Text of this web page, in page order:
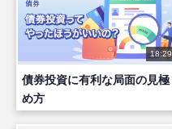
18:29
債券投資に有利な局面の見極
め方